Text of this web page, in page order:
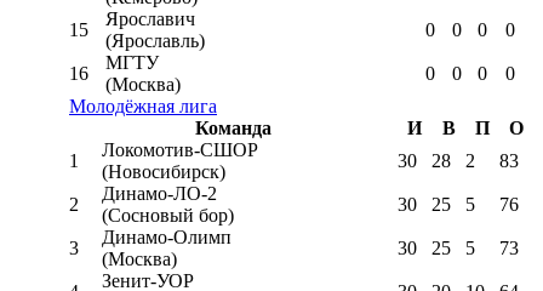
15
Ярославич
(Ярославль)
0 0 0 0
16
МГТУ
(Москва)
0 0 0
0
Молодёжная лига
Команда
И В П
О
1
Локомотив-CШОР
(Новосибирск)
30 28 2 83
2
Динамо-ЛО-2
(Сосновый бор)
30 25 5 76
3
Динамо-Олимп
(Москва)
30 25 5 73
Зенит-УОР